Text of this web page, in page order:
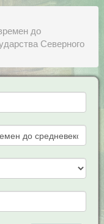
до
Северного